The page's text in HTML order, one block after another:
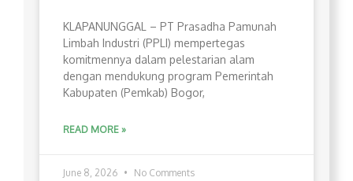
​KLAPANUNGGAL – PT Prasadha Pamunah
Limbah Industri (PPLI) mempertegas
komitmennya dalam pelestarian alam
dengan mendukung program Pemerintah
Kabupaten (Pemkab) Bogor,
READ MORE »
June 8, 2026 No Comments